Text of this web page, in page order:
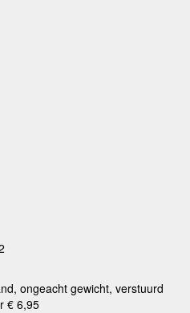
ongeacht gewicht, verstuurd
€ 6,95